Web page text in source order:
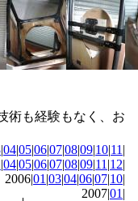
術も経験もなく、お
|04|05|06|07|08|09|10|11 |
|04|05|06|07|08|09|11 |12|
2006|01 |03|04|06|07|10|
2007|01 |